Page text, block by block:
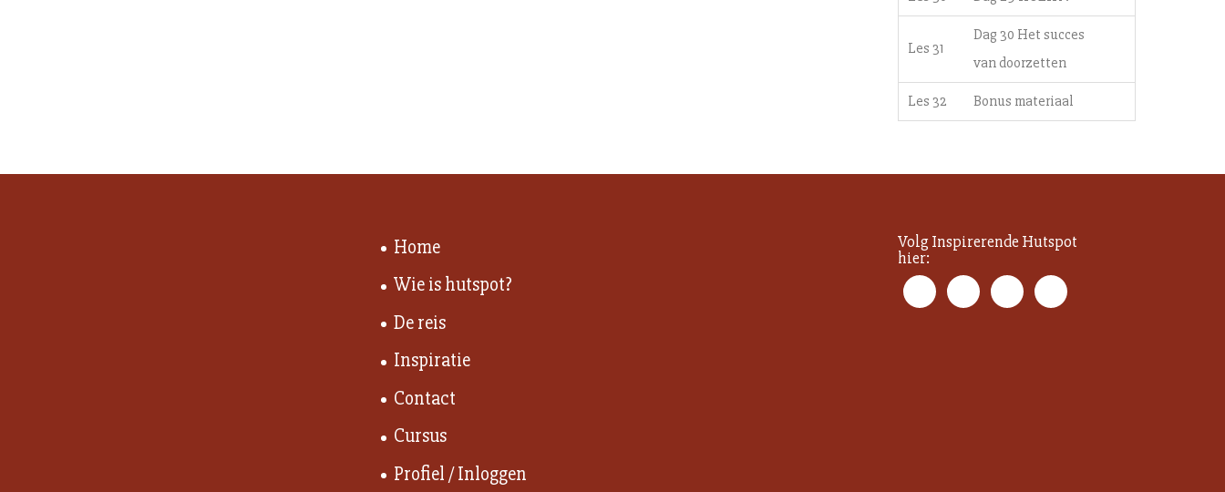
Les 31
Dag 30 Het succes
van doorzetten
Les 32 Bonus materiaal
Home
Wie is hutspot?
De reis
Inspiratie
Contact
Cursus
Profiel / Inloggen
Volg Inspirerende Hutspot
hier: